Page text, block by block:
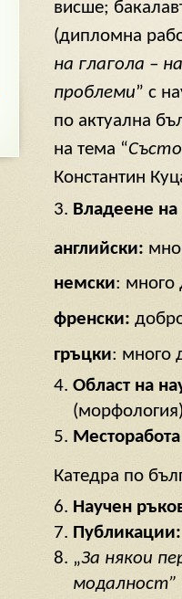
висше;
(дипломна
на глагола –
проблеми” с
по актуална
на тема “С
Константин
Владеене
английски:
немски: много
френски:
гръцки: много
Област на
Катедра по
Научен
Публикации:
„За някои
модалност”